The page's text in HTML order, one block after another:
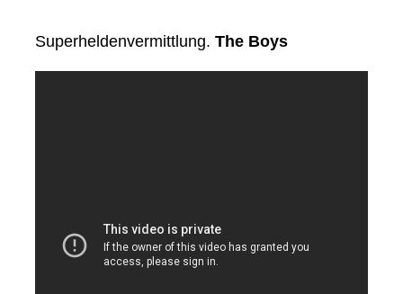
Superheldenvermittlung. The Boys